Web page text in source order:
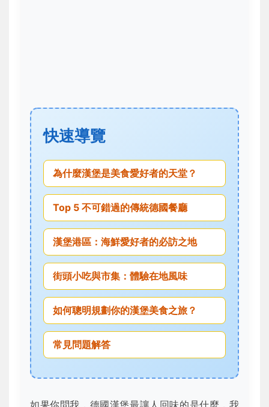
快速導覽
為什麼漢堡是美食愛好者的天堂？
Top 5 不可錯過的傳統德國餐廳
漢堡港區：海鮮愛好者的必訪之地
街頭小吃與市集：體驗在地風味
如何聰明規劃你的漢堡美食之旅？
常見問題解答
如果你問我，德國漢堡最讓人回味的是什麼，我